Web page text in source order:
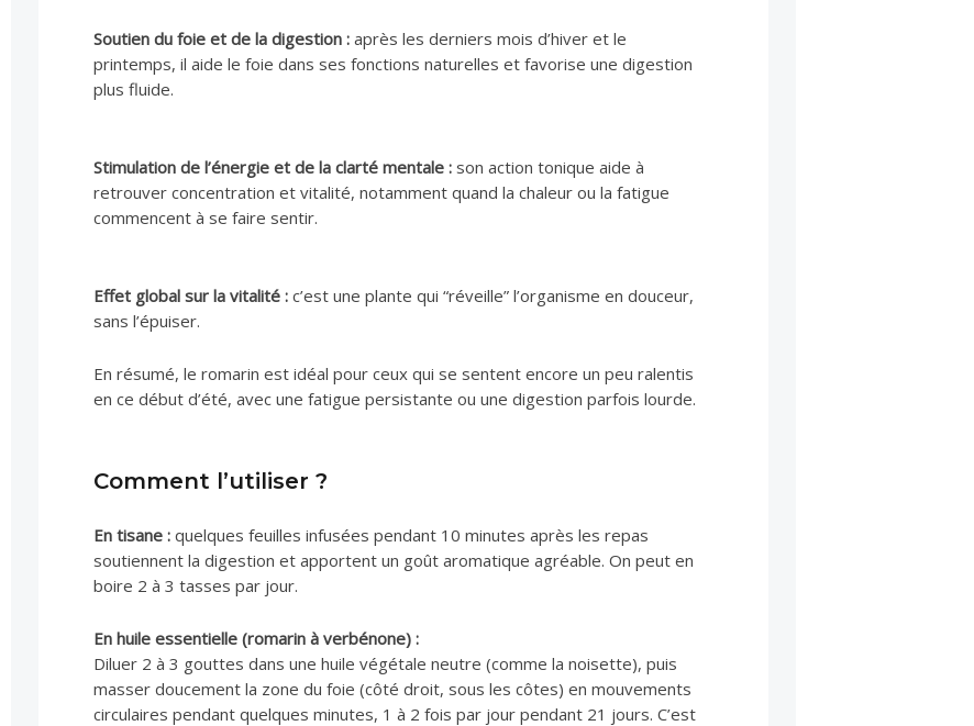
Soutien du foie et de la digestion : après les derniers mois d’hiver et le
printemps, il aide le foie dans ses fonctions naturelles et favorise une digestion
plus fluide.
Stimulation de l’énergie et de la clarté mentale : son action tonique aide à
retrouver concentration et vitalité, notamment quand la chaleur ou la fatigue
commencent à se faire sentir.
Effet global sur la vitalité : c’est une plante qui “réveille” l’organisme en douceur,
sans l’épuiser.
En résumé, le romarin est idéal pour ceux qui se sentent encore un peu ralentis
en ce début d’été, avec une fatigue persistante ou une digestion parfois lourde.
Comment l’utiliser ?
En tisane : quelques feuilles infusées pendant 10 minutes après les repas
soutiennent la digestion et apportent un goût aromatique agréable. On peut en
boire 2 à 3 tasses par jour.
En huile essentielle (romarin à verbénone) :
Diluer 2 à 3 gouttes dans une huile végétale neutre (comme la noisette), puis
masser doucement la zone du foie (côté droit, sous les côtes) en mouvements
circulaires pendant quelques minutes, 1 à 2 fois par jour pendant 21 jours. C’est